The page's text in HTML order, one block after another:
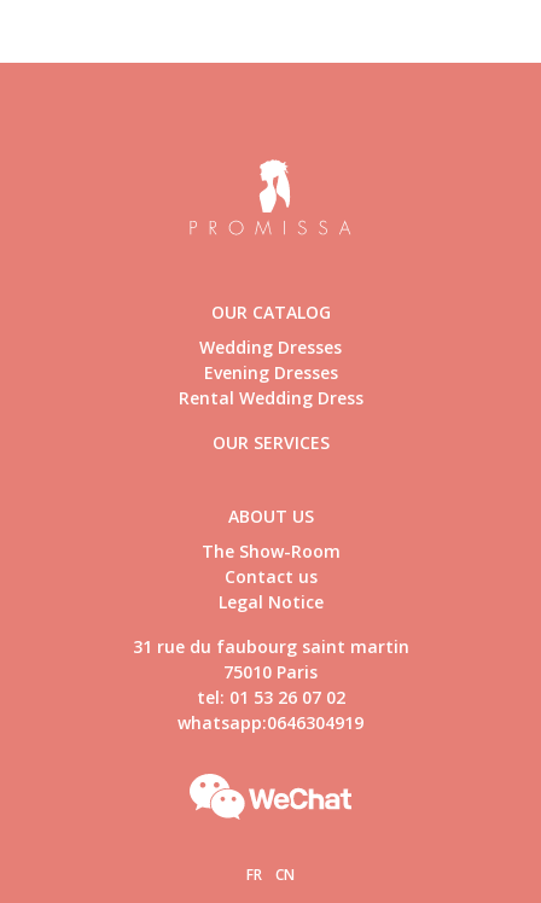
OUR CATALOG
Wedding Dresses
Evening Dresses
Rental Wedding Dress
OUR SERVICES
ABOUT US
The Show-Room
Contact us
Legal Notice
31 rue du faubourg saint martin
75010 Paris
tel: 01 53 26 07 02
whatsapp:0646304919
FR CN